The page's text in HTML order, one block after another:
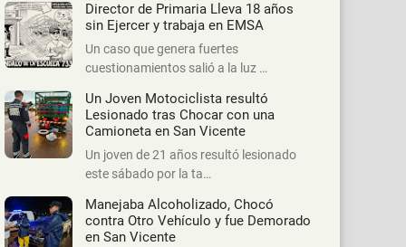
Director de Primaria Lleva 18 años
sin Ejercer y trabaja en EMSA
Un caso que genera fuertes
cuestionamientos salió a la luz …
Un Joven Motociclista resultó
Lesionado tras Chocar con una
Camioneta en San Vicente
Un joven de 21 años resultó lesionado
este sábado por la ta…
Manejaba Alcoholizado, Chocó
contra Otro Vehículo y fue Demorado
en San Vicente